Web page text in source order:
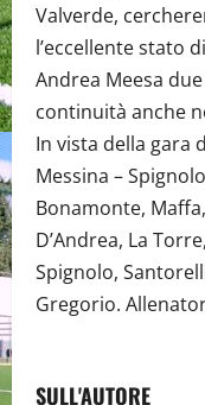
Valverde,
l’eccellente stato
Andrea Meesa
continuità anche
In vista della gara
Messina –
Bonamonte,
D’Andrea, La
Spignolo,
Gregorio.
SULL'AUTORE